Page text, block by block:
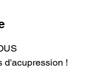
d'acupression !